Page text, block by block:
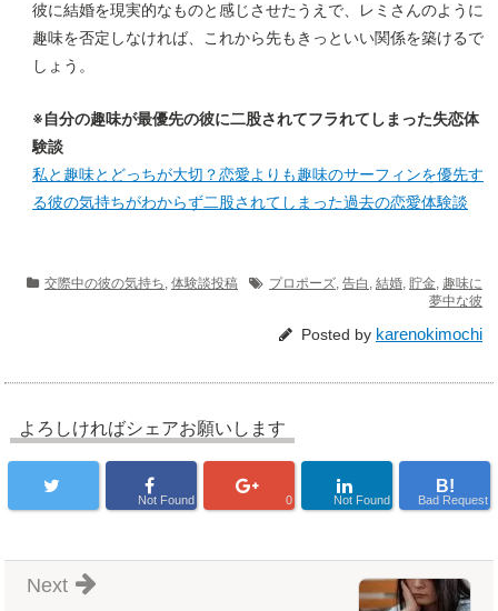
彼に結婚を現実的なものと感じさせたうえで、レミさんのように
趣味を否定しなければ、これから先もきっといい関係を築けるで
しょう。
※自分の趣味が最優先の彼に二股されてフラれてしまった失恋体
験談
私と趣味とどっちが大切？恋愛よりも趣味のサーフィンを優先す
る彼の気持ちがわからず二股されてしまった過去の恋愛体験談
交際中の彼の気持ち, 体験談投稿 プロポーズ, 告白 , 結婚, 貯金, 趣味に
夢中な彼
Posted by karenokimochi
よろしければシェアお願いします
Not Found 0 Not Found
B!
Bad Request
Next